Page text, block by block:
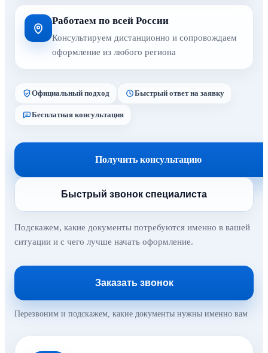
Работаем по всей России
Консультируем дистанционно и сопровождаем
оформление из любого региона
Официальный подход Быстрый ответ на заявку
Бесплатная консультация
Получить консультацию
Быстрый звонок специалиста
Подскажем, какие документы потребуются именно в вашей
ситуации и с чего лучше начать оформление.
Заказать звонок
Перезвоним и подскажем, какие документы нужны именно вам